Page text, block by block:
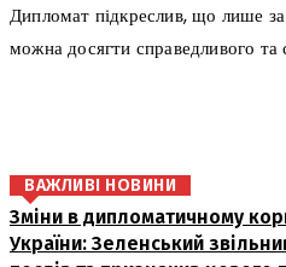
Дипломат підкреслив, що лише
можна досягти справедливого та
ВАЖЛИВІ НОВИНИ
Зміни в дипломатичному
України: Зеленський